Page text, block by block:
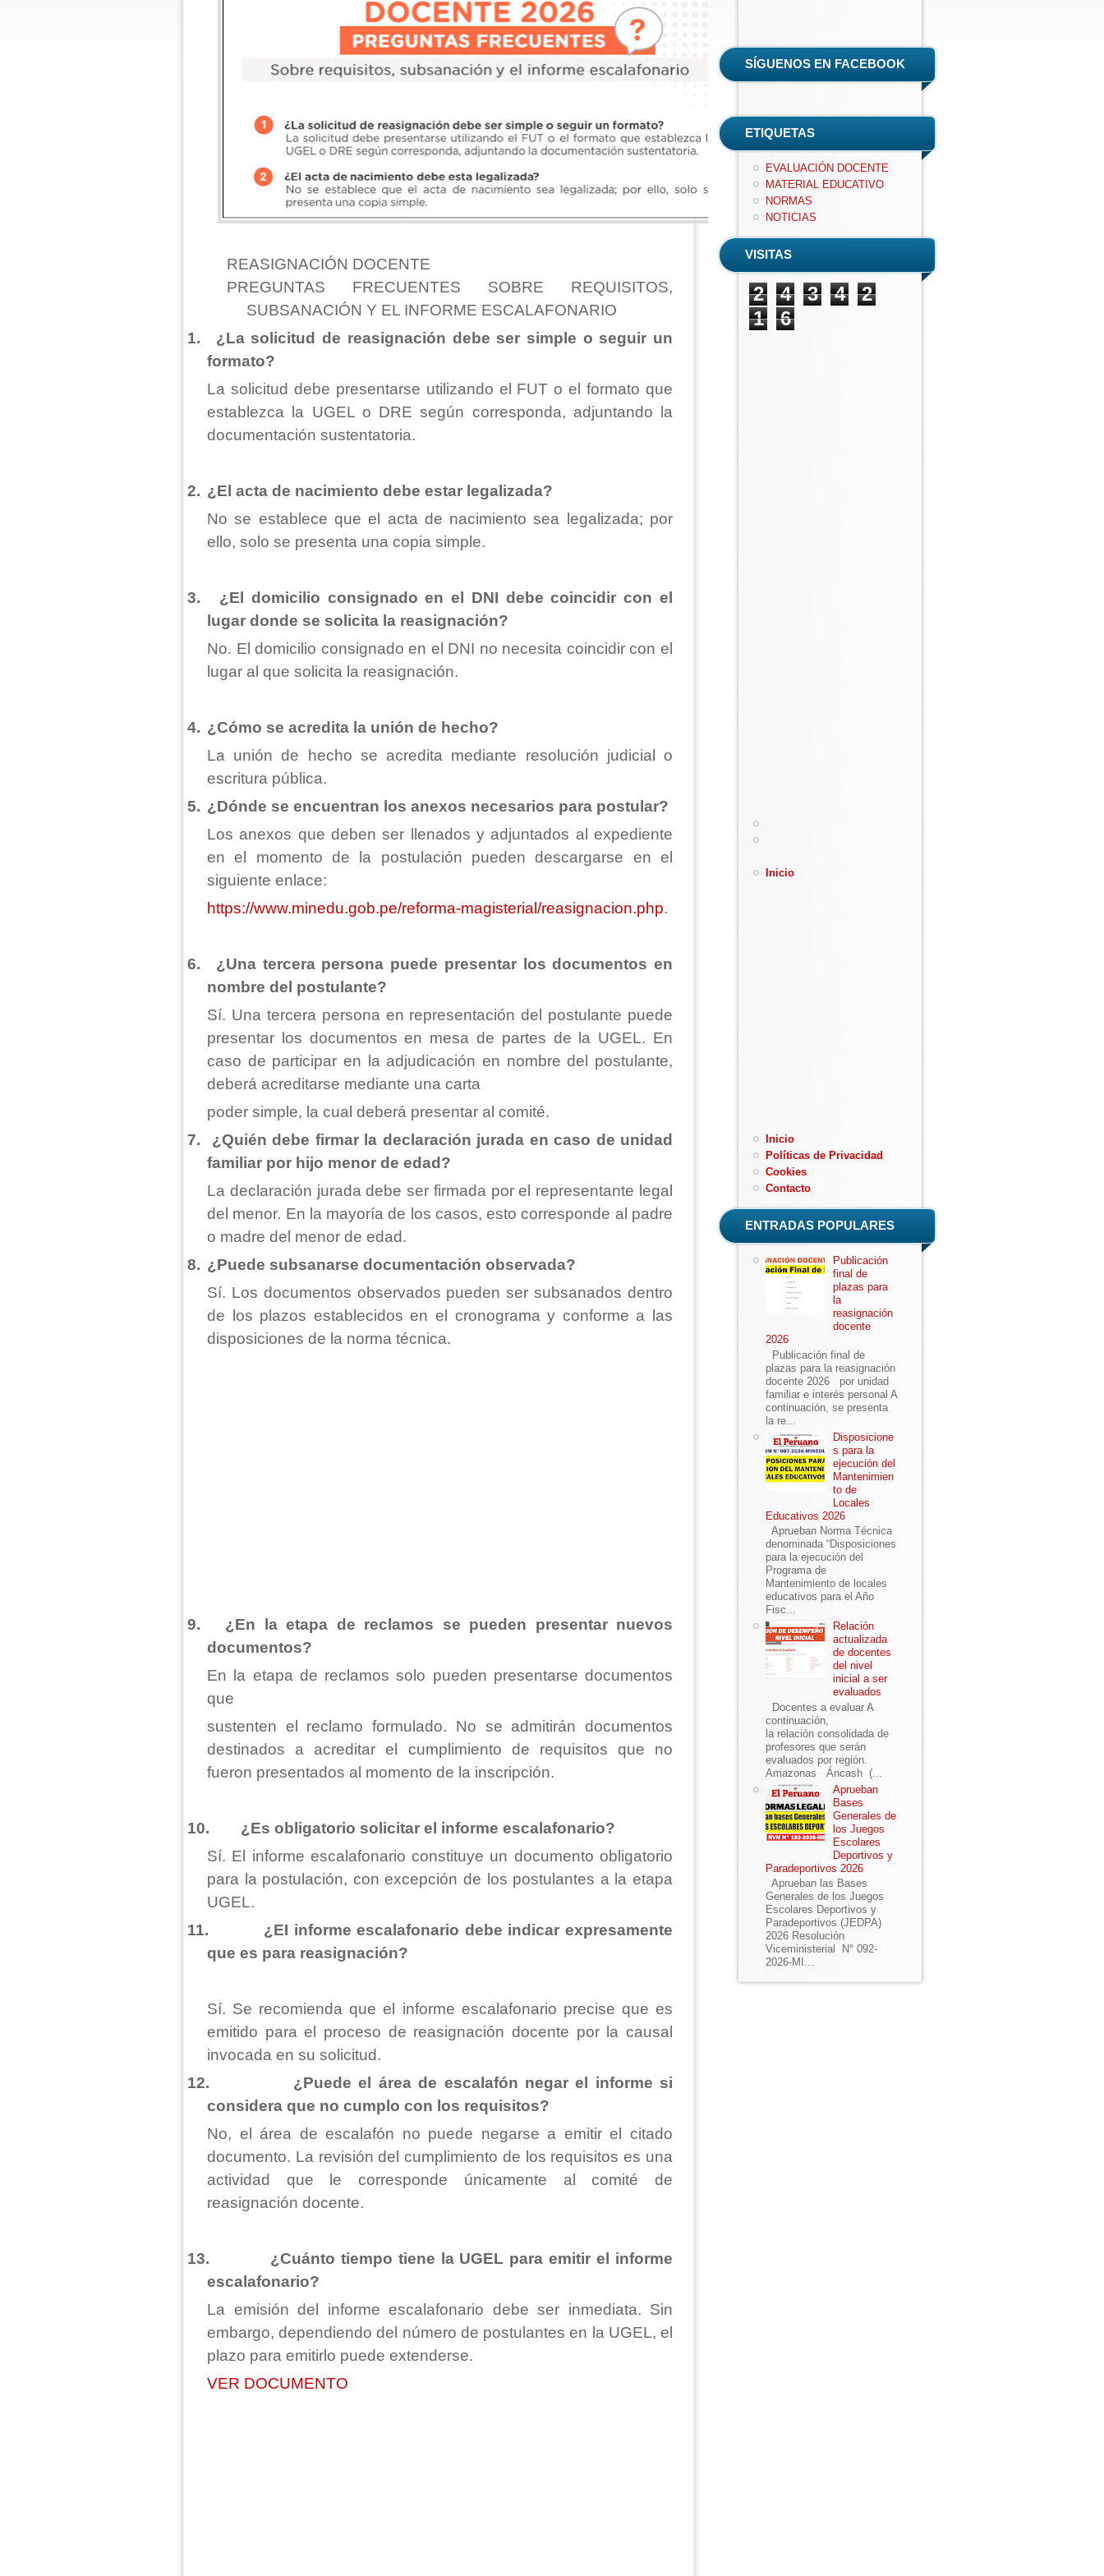
REASIGNACIÓN DOCENTE
PREGUNTAS FRECUENTES SOBRE REQUISITOS,
SUBSANACIÓN Y EL INFORME ESCALAFONARIO
1.
¿La solicitud de reasignación debe ser simple o seguir un
formato?
La solicitud debe presentarse utilizando el FUT o el formato que
establezca la UGEL o DRE según corresponda, adjuntando la
documentación sustentatoria.
2. ¿El acta de nacimiento debe estar legalizada?
No se establece que el acta de nacimiento sea legalizada; por
ello, solo se presenta una copia simple.
3.
¿El domicilio consignado en el DNI debe coincidir con el
lugar donde se solicita la reasignación?
No. El domicilio consignado en el DNI no necesita coincidir con el
lugar al que solicita la reasignación.
4. ¿Cómo se acredita la unión de hecho?
La unión de hecho se acredita mediante resolución judicial o
escritura pública.
5. ¿Dónde se encuentran los anexos necesarios para postular?
Los anexos que deben ser llenados y adjuntados al expediente
en el momento de la postulación pueden descargarse en el
siguiente enlace:
https://www.minedu.gob.pe/reforma-magisterial/reasignacion.php.
6.
¿Una tercera persona puede presentar los documentos en
nombre del postulante?
Sí. Una tercera persona en representación del postulante puede
presentar los documentos en mesa de partes de la UGEL. En
caso de participar en la adjudicación en nombre del postulante,
deberá acreditarse mediante una carta
poder simple, la cual deberá presentar al comité.
7.
¿Quién debe firmar la declaración jurada en caso de unidad
familiar por hijo menor de edad?
La declaración jurada debe ser firmada por el representante legal
del menor. En la mayoría de los casos, esto corresponde al padre
o madre del menor de edad.
8. ¿Puede subsanarse documentación observada?
Sí. Los documentos observados pueden ser subsanados dentro
de los plazos establecidos en el cronograma y conforme a las
disposiciones de la norma técnica.
9.
¿En la etapa de reclamos se pueden presentar nuevos
documentos?
En la etapa de reclamos solo pueden presentarse documentos
que
sustenten el reclamo formulado. No se admitirán documentos
destinados a acreditar el cumplimiento de requisitos que no
fueron presentados al momento de la inscripción.
10.
¿Es obligatorio solicitar el informe escalafonario?
Sí. El informe escalafonario constituye un documento obligatorio
para la postulación, con excepción de los postulantes a la etapa
UGEL.
11.
¿EI informe escalafonario debe indicar expresamente
que es para reasignación?
Sí. Se recomienda que el informe escalafonario precise que es
emitido para el proceso de reasignación docente por la causal
invocada en su solicitud.
12.
¿Puede el área de escalafón negar el informe si
considera que no cumplo con los requisitos?
No, el área de escalafón no puede negarse a emitir el citado
documento. La revisión del cumplimiento de los requisitos es una
actividad que le corresponde únicamente al comité de
reasignación docente.
13.
¿Cuánto tiempo tiene la UGEL para emitir el informe
escalafonario?
La emisión del informe escalafonario debe ser inmediata. Sin
embargo, dependiendo del número de postulantes en la UGEL, el
plazo para emitirlo puede extenderse.
VER DOCUMENTO
SÍGUENOS EN FACEBOOK
ETIQUETAS
EVALUACIÓN DOCENTE
MATERIAL EDUCATIVO
NORMAS
NOTICIAS
VISITAS
2 4 3 4
2
1
6
Inicio
Inicio
Políticas de Privacidad
Cookies
Contacto
ENTRADAS POPULARES
Publicación
final de
plazas para
la
reasignación
docente
2026
Publicación final de
plazas para la reasignación
docente 2026 por unidad
familiar e interés personal A
continuación, se presenta
la re...
Disposicione
s para la
ejecución del
Mantenimien
to de
Locales
Educativos 2026
Aprueban Norma Técnica
denominada “Disposiciones
para la ejecución del
Programa de
Mantenimiento de locales
educativos para el Año
Fisc...
Relación
actualizada
de docentes
del nivel
inicial a ser
evaluados
Docentes a evaluar A
continuación,
la relación consolidada de
profesores que serán
evaluados por región.
Amazonas Áncash (...
Aprueban
Bases
Generales de
los Juegos
Escolares
Deportivos y
Paradeportivos 2026
Aprueban las Bases
Generales de los Juegos
Escolares Deportivos y
Paradeportivos (JEDPA)
2026 Resolución
Viceministerial N° 092-
2026-MI...